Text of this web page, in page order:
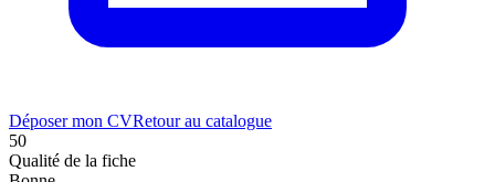
Déposer mon CVRetour au catalogue
50
Qualité de la fiche